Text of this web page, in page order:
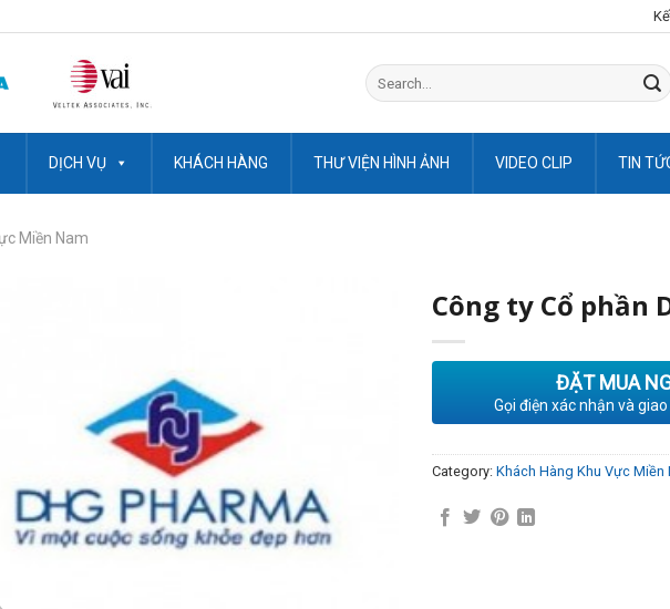
Search
for:
DỊCH VỤ KHÁCH HÀNG THƯ VIỆN HÌNH ẢNH VIDEO CLIP TIN
Miền Nam
Công ty Cổ phần
ĐẶT MUA
Gọi điện xác nhận và
Category: Khách Hàng Khu Vực Miền